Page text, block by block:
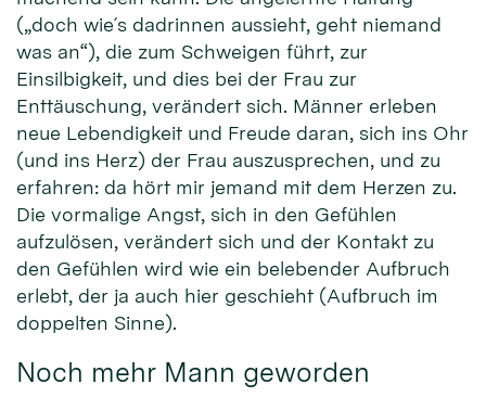
(„doch wie´s dadrinnen aussieht, geht niemand
was an“), die zum Schweigen führt, zur
Einsilbigkeit, und dies bei der Frau zur
Enttäuschung, verändert sich. Männer erleben
neue Lebendigkeit und Freude daran, sich ins Ohr
(und ins Herz) der Frau auszusprechen, und zu
erfahren: da hört mir jemand mit dem Herzen zu.
Die vormalige Angst, sich in den Gefühlen
aufzulösen, verändert sich und der Kontakt zu
den Gefühlen wird wie ein belebender Aufbruch
erlebt, der ja auch hier geschieht (Aufbruch im
doppelten Sinne).
Noch mehr Mann geworden